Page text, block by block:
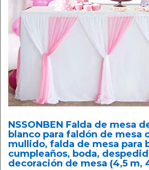
NSSONBEN Falda de mesa
blanco para faldón de mesa
mullido, falda de mesa para
cumpleaños, boda,
decoración de mesa (4,5 m,